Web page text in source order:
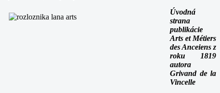
Úvodná
strana
publikácie
Arts et Métiers
des Anceiens z
roku 1819
autora
Grivand de la
Vincelle